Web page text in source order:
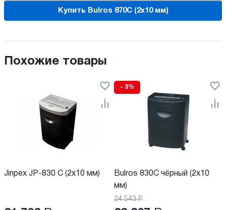
Купить Bulros 870C (2x10 мм)
Похожие товары
Jinpex JP-830 C (2x10 мм)
- 3%
Bulros 830C чёрный (2x10
мм)
24 543 Р